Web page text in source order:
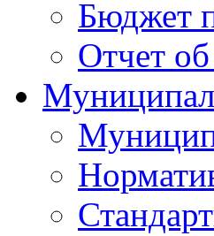
Бюджет
Отчет